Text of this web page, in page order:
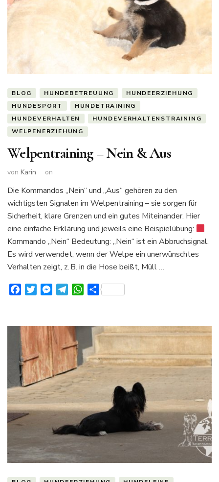
BLOG HUNDEBETREUUNG
HUNDEERZIEHUNG
HUNDESPORT
HUNDETRAINING
HUNDEVERHALTEN
HUNDEVERHALTENSTRAINING
WELPENERZIEHUNG
Welpentraining – Nein & Aus
von Karin on
Die Kommandos „Nein“ und „Aus“ gehören zu den
wichtigsten Signalen im Welpentraining – sie sorgen für
Sicherheit, klare Grenzen und ein gutes Miteinander. Hier
eine einfache Erklärung und jeweils eine Beispielübung:
Kommando „Nein“ Bedeutung: „Nein“ ist ein Abbruchsignal.
Es wird verwendet, wenn der Welpe ein unerwünschtes
Verhalten zeigt, z. B. in die Hose beißt, Müll …
FacebookTwitterMessenger
TelegramWhatsApp
Teilen